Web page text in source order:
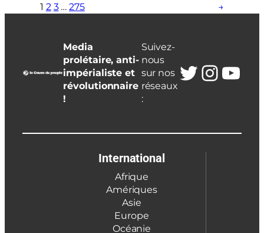
1 2 3 … 275 →
Media
prolétaire, anti-
impérialiste et
révolutionnaire
!
Suivez-
nous
sur nos
réseaux
:
Twitter
International
Afrique
Amériques
Asie
Europe
Océanie